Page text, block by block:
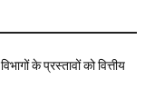
के प्रस्तावों को वित्तीय